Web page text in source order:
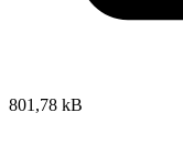
801,78 kB